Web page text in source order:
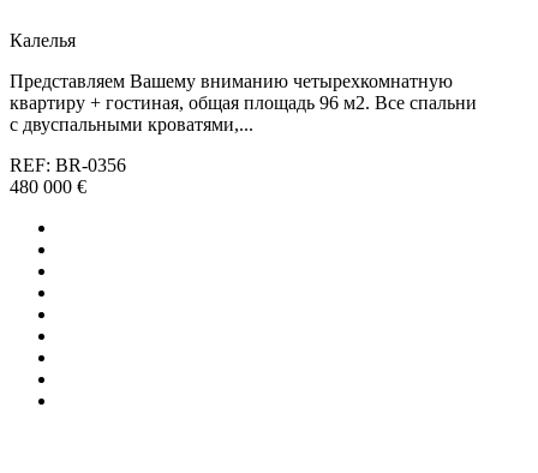
Калелья
Представляем Вашему вниманию четырехкомнатную
квартиру + гостиная, общая площадь 96 м2. Все спальни
с двуспальными кроватями,...
REF: BR-0356
480 000 €